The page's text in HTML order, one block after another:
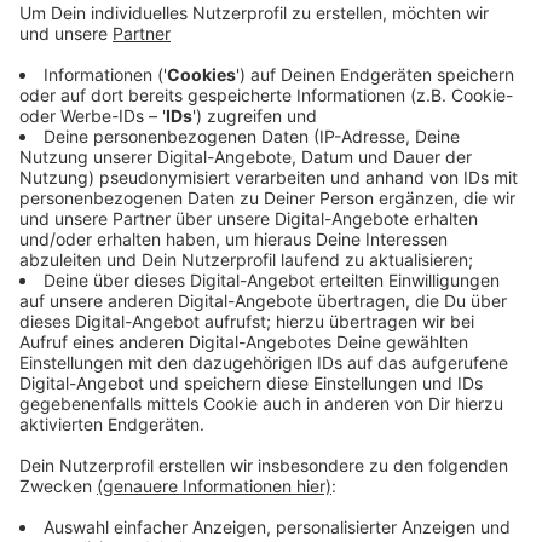
Gevelsberg: Der 20-Jährige war gerade dabei, einen
Zaun in der Südstraße mit grauer Farbe zu besprühen.
Ein Zeuge hatte die Polizei gerufen. Sie konnte den
jungen Wetteraner noch am Tatort fassen. Wenig
später meldeten sich zwei Autofahrer bei der Polizei,
weil ihre Wagen grau besprüht waren. Es handelt sich
um dieselbe Farbe. Gegen den 20-Jährigen wird nun
wegen Sachbeschädigung ermittelt.
Anzeige